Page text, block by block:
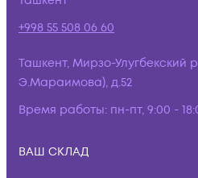
+998 55 508 06 60
Ташкент, Мирзо-Улугбекский
Э.Мараимова), д.52
Время работы: пн-пт, 9:00 -
ВАШ СКЛАД